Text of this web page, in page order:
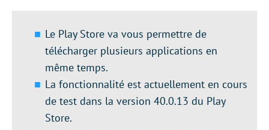
Le Play Store va vous permettre de
télécharger plusieurs applications en
même temps.
La fonctionnalité est actuellement en cours
de test dans la version 40.0.13 du Play
Store.